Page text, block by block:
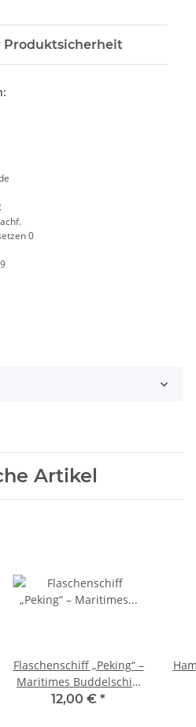
Produktsicherheit
0
Artikel
Flaschenschiff „Peking“ –
Maritimes Buddelschiff
9 cm
12,00 € *